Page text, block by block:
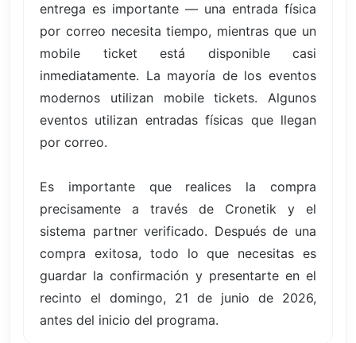
entrega es importante — una entrada física
por correo necesita tiempo, mientras que un
mobile ticket está disponible casi
inmediatamente. La mayoría de los eventos
modernos utilizan mobile tickets. Algunos
eventos utilizan entradas físicas que llegan
por correo.
Es importante que realices la compra
precisamente a través de Cronetik y el
sistema partner verificado. Después de una
compra exitosa, todo lo que necesitas es
guardar la confirmación y presentarte en el
recinto el domingo, 21 de junio de 2026,
antes del inicio del programa.